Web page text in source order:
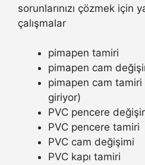
sorunlarınızı çözmek için
çalışmalar
pimapen tamiri
pimapen cam
pimapen cam
giriyor)
PVC pencere
PVC pencere tamiri
PVC cam değişimi
PVC kapı tamiri